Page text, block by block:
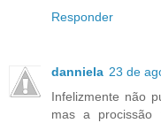
Responder
danniela 23 de
Infelizmente não
mas a